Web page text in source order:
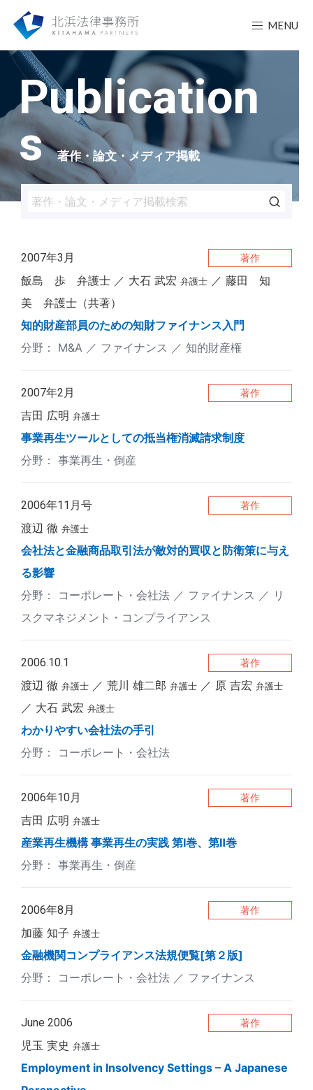
MENU
Publication
s
著作・論文・メディア掲載
2007年3月 著作
飯島 歩 弁護士 大石 武宏 弁護士
藤田 知
美 弁護士（共著）
知的財産部員のための知財ファイナンス入門
M&A
ファイナンス 知的財産権
2007年2月 著作
吉田 広明 弁護士
事業再生ツールとしての抵当権消滅請求制度
事業再生・倒産
2006年11月号 著作
渡辺 徹 弁護士
会社法と金融商品取引法が敵対的買収と防衛策に与え
る影響
コーポレート・会社法
ファイナンス
リ
スクマネジメント・コンプライアンス
2006.10.1 著作
渡辺 徹 弁護士 荒川 雄二郎 弁護士 原 吉宏 弁護士
大石 武宏 弁護士
わかりやすい会社法の手引
コーポレート・会社法
2006年10月 著作
吉田 広明 弁護士
産業再生機構 事業再生の実践 第Ⅰ巻、第Ⅱ巻
事業再生・倒産
2006年8月 著作
加藤 知子 弁護士
金融機関コンプライアンス法規便覧[第２版]
コーポレート・会社法
ファイナンス
June 2006 著作
児玉 実史 弁護士
Employment in Insolvency Settings – A Japanese